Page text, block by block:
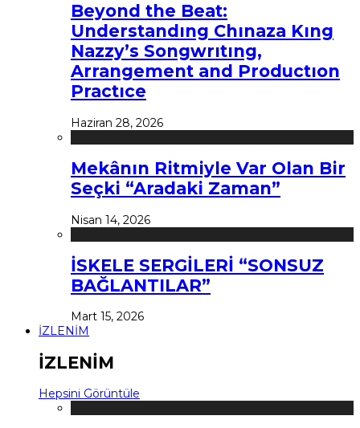
Beyond the Beat:
Understandıng Chınaza Kıng
Nazzy’s Songwrıtıng,
Arrangement and Productıon
Practıce
Haziran 28, 2026
Mekânın Ritmiyle Var Olan Bir
Seçki “Aradaki Zaman”
Nisan 14, 2026
İSKELE SERGİLERİ “SONSUZ
BAĞLANTILAR”
Mart 15, 2026
İZLENİM
İZLENİM
Hepsini Görüntüle